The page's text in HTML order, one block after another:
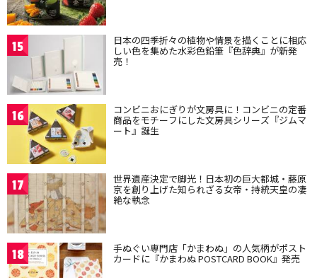
15 日本の四季折々の植物や情景を描くことに相応
しい色を集めた水彩色鉛筆『色辞典』が新発
売！
16 コンビニおにぎりが文房具に！コンビニの定番
商品をモチーフにした文房具シリーズ『ジムマ
ート』誕生
17 世界遺産決定で脚光！日本初の巨大都城・藤原
京を創り上げた知られざる女帝・持統天皇の凄
絶な執念
18 手ぬぐい専門店「かまわぬ」の人気柄がポスト
カードに『かまわぬ POSTCARD BOOK』発売